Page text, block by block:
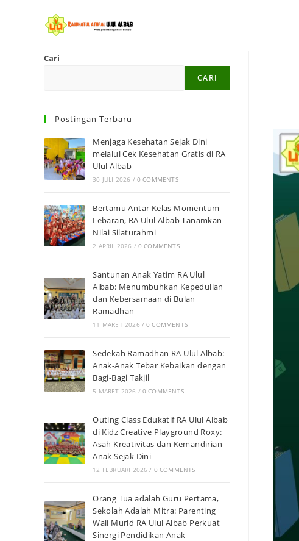
Cari
CARI
Postingan Terbaru
Menjaga Kesehatan Sejak Dini
melalui Cek Kesehatan Gratis di RA
Ulul Albab
30 JULI 2026 / 0 COMMENTS
Bertamu Antar Kelas Momentum
Lebaran, RA Ulul Albab Tanamkan
Nilai Silaturahmi
2 APRIL 2026 / 0 COMMENTS
Santunan Anak Yatim RA Ulul
Albab: Menumbuhkan Kepedulian
dan Kebersamaan di Bulan
Ramadhan
11 MARET 2026 / 0 COMMENTS
Sedekah Ramadhan RA Ulul Albab:
Anak-Anak Tebar Kebaikan dengan
Bagi-Bagi Takjil
5 MARET 2026 / 0 COMMENTS
Outing Class Edukatif RA Ulul Albab
di Kidz Creative Playground Roxy:
Asah Kreativitas dan Kemandirian
Anak Sejak Dini
12 FEBRUARI 2026 / 0 COMMENTS
Orang Tua adalah Guru Pertama,
Sekolah Adalah Mitra: Parenting
Wali Murid RA Ulul Albab Perkuat
Sinergi Pendidikan Anak